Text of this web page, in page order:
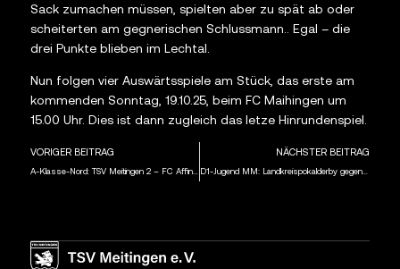
Sack zumachen müssen, spielten aber zu spät ab oder
scheiterten am gegnerischen Schlussmann.. Egal – die
drei Punkte blieben im Lechtal.
Nun folgen vier Auswärtsspiele am Stück, das erste am
kommenden Sonntag, 19.10.25, beim FC Maihingen um
15.00 Uhr. Dies ist dann zugleich das letze Hinrundenspiel.
VORIGER BEITRAG
A-Klasse-Nord: TSV Meitingen 2 – FC Affing 2 0:0
NÄCHSTER BEITRAG
D1-Jugend MM: Landkreispokalderby gegen den TSV Gersthofen um 17.30 Uhr in den Meitinger Lechauen